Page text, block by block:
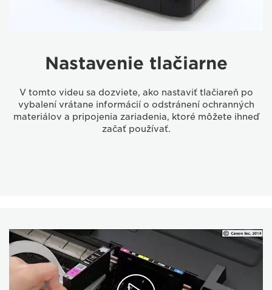
Nastavenie tlačiarne
V tomto videu sa dozviete, ako nastaviť tlačiareň po
vybalení vrátane informácií o odstránení ochranných
materiálov a pripojenia zariadenia, ktoré môžete ihneď
začať používať.